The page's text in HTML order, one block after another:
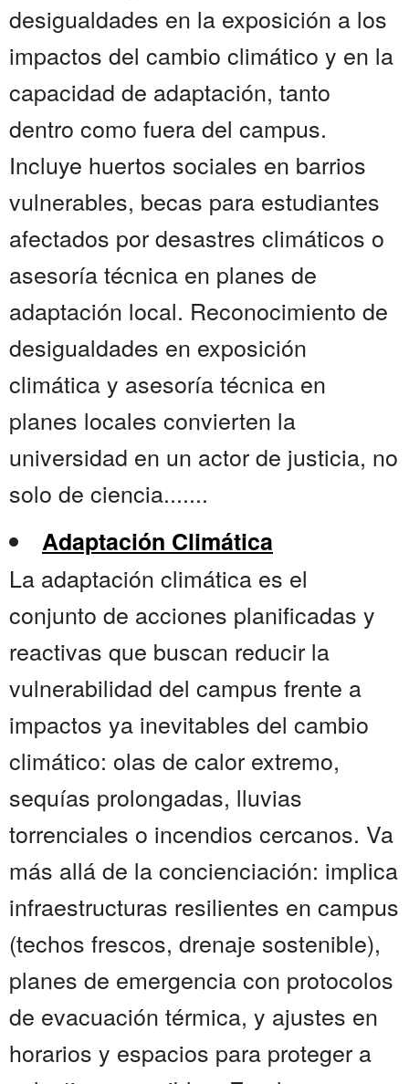
desigualdades en la exposición a los
impactos del cambio climático y en la
capacidad de adaptación, tanto
dentro como fuera del campus.
Incluye huertos sociales en barrios
vulnerables, becas para estudiantes
afectados por desastres climáticos o
asesoría técnica en planes de
adaptación local. Reconocimiento de
desigualdades en exposición
climática y asesoría técnica en
planes locales convierten la
universidad en un actor de justicia, no
solo de ciencia.......
Adaptación Climática
La adaptación climática es el
conjunto de acciones planificadas y
reactivas que buscan reducir la
vulnerabilidad del campus frente a
impactos ya inevitables del cambio
climático: olas de calor extremo,
sequías prolongadas, lluvias
torrenciales o incendios cercanos. Va
más allá de la concienciación: implica
infraestructuras resilientes en campus
(techos frescos, drenaje sostenible),
planes de emergencia con protocolos
de evacuación térmica, y ajustes en
horarios y espacios para proteger a